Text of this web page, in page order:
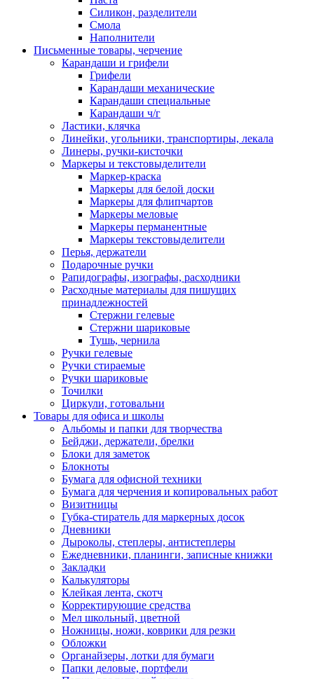
Силикон, разделители
Смола
Наполнители
Письменные товары, черчение
Карандаши и грифели
Грифели
Карандаши механические
Карандаши специальные
Карандаши ч/г
Ластики, клячка
Линейки, угольники, транспортиры, лекала
Линеры, ручки-кисточки
Маркеры и текстовыделители
Маркер-краска
Маркеры для белой доски
Маркеры для флипчартов
Маркеры меловые
Маркеры перманентные
Маркеры текстовыделители
Перья, держатели
Подарочные ручки
Рапидографы, изографы, расходники
Расходные материалы для пишущих
принадлежностей
Стержни гелевые
Стержни шариковые
Тушь, чернила
Ручки гелевые
Ручки стираемые
Ручки шариковые
Точилки
Циркули, готовальни
Товары для офиса и школы
Альбомы и папки для творчества
Бейджи, держатели, брелки
Блоки для заметок
Блокноты
Бумага для офисной техники
Бумага для черчения и копировальных работ
Визитницы
Губка-стиратель для маркерных досок
Дневники
Дыроколы, степлеры, антистеплеры
Ежедневники, планинги, записные книжки
Закладки
Калькуляторы
Клейкая лента, скотч
Корректирующие средства
Мел школьный, цветной
Ножницы, ножи, коврики для резки
Обложки
Органайзеры, лотки для бумаги
Папки деловые, портфели